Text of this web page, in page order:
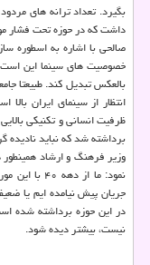
بگیرد. تعداد ترانه های
داشت که در حوزه تحت فشار
صالحی با اشاره به اسطوره
خصوصیت های سینما این است
بالعکس تبدیل کند. طبیعتا
انتظار از سینمای ایران
ظرفیت انسانی و تکنیکی
برداشته شد که نباید نادیده
وزیر فرهنگ و ارشاد
نمود: ما
جریان پیش نیامده ایم یا
در این حوزه برداشته شده
نیست، بیشتر دیده شود.